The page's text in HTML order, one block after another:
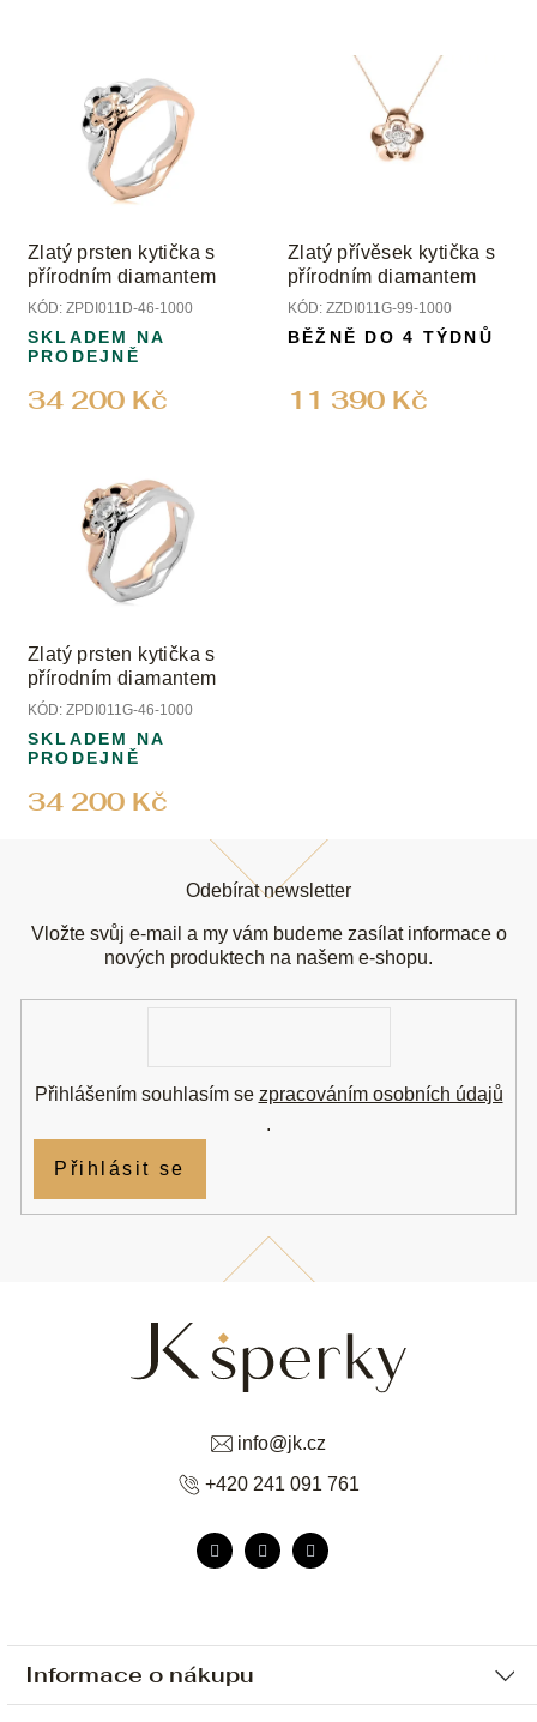
Zlatý prsten kytička s
přírodním diamantem
KÓD: ZPDI011D-46-1000
34 200 Kč
SKLADEM NA
PRODEJNĚ
Zlatý přívěsek kytička s
přírodním diamantem
KÓD: ZZDI011G-99-1000
11 390 Kč
BĚŽNĚ DO 4 TÝDNŮ
Zlatý prsten kytička s
přírodním diamantem
KÓD: ZPDI011G-46-1000
34 200 Kč
SKLADEM NA
PRODEJNĚ
Informace o nákupu
info@jk.cz
+420 241 091 761
Odebírat newsletter
Vložte svůj e-mail a my vám budeme zasílat informace o
nových produktech na našem e-shopu.
Přihlášením souhlasím se zpracováním osobních údajů
.
Přihlásit se